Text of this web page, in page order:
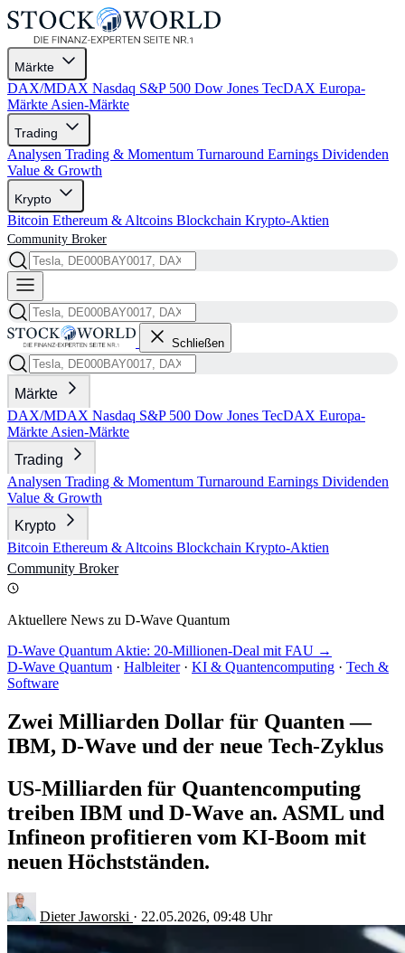
Märkte
DAX/MDAX Nasdaq S&P 500 Dow Jones TecDAX Europa-
Märkte Asien-Märkte
Trading
Analysen Trading & Momentum Turnaround Earnings Dividenden
Value & Growth
Krypto
Bitcoin Ethereum & Altcoins Blockchain Krypto-Aktien
Community Broker
Schließen
Märkte
DAX/MDAX Nasdaq S&P 500 Dow Jones TecDAX Europa-
Märkte Asien-Märkte
Trading
Analysen Trading & Momentum Turnaround Earnings Dividenden
Value & Growth
Krypto
Bitcoin Ethereum & Altcoins Blockchain Krypto-Aktien
Community Broker
Aktuellere News zu D-Wave Quantum
D-Wave Quantum Aktie: 20-Millionen-Deal mit FAU →
D-Wave Quantum · Halbleiter · KI & Quantencomputing · Tech &
Software
Zwei Milliarden Dollar für Quanten —
IBM, D-Wave und der neue Tech-Zyklus
US-Milliarden für Quantencomputing
treiben IBM und D-Wave an. ASML und
Infineon profitieren vom KI-Boom mit
neuen Höchstständen.
Dieter Jaworski · 22.05.2026, 09:48 Uhr